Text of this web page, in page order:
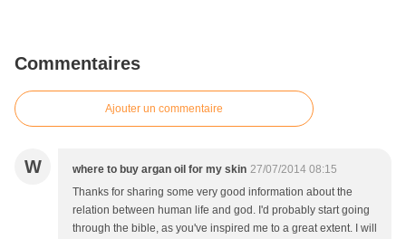
Commentaires
Ajouter un commentaire
W where to buy argan oil for my skin 27/07/2014 08:15
Thanks for sharing some very good information about the
relation between human life and god. I'd probably start going
through the bible, as you've inspired me to a great extent. I will